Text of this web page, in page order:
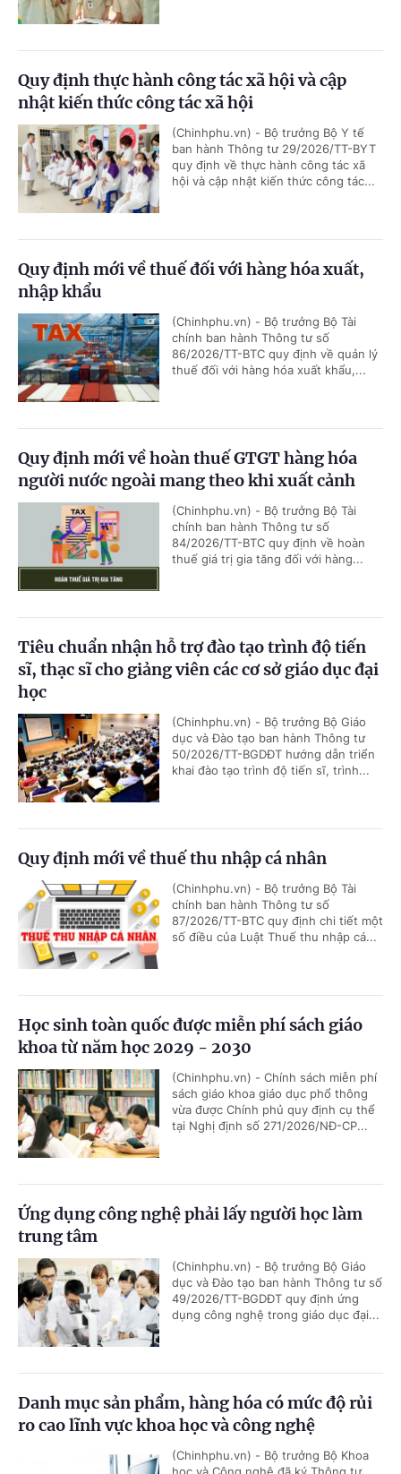
Quy định thực hành công tác xã hội và cập
nhật kiến thức công tác xã hội
(Chinhphu.vn) - Bộ trưởng Bộ Y tế
ban hành Thông tư 29/2026/TT-BYT
quy định về thực hành công tác xã
hội và cập nhật kiến thức công tác...
Quy định mới về thuế đối với hàng hóa xuất,
nhập khẩu
(Chinhphu.vn) - Bộ trưởng Bộ Tài
chính ban hành Thông tư số
86/2026/TT-BTC quy định về quản lý
thuế đối với hàng hóa xuất khẩu,...
Quy định mới về hoàn thuế GTGT hàng hóa
người nước ngoài mang theo khi xuất cảnh
(Chinhphu.vn) - Bộ trưởng Bộ Tài
chính ban hành Thông tư số
84/2026/TT-BTC quy định về hoàn
thuế giá trị gia tăng đối với hàng...
Tiêu chuẩn nhận hỗ trợ đào tạo trình độ tiến
sĩ, thạc sĩ cho giảng viên các cơ sở giáo dục đại
học
(Chinhphu.vn) - Bộ trưởng Bộ Giáo
dục và Đào tạo ban hành Thông tư
50/2026/TT-BGDĐT hướng dẫn triển
khai đào tạo trình độ tiến sĩ, trình...
Quy định mới về thuế thu nhập cá nhân
(Chinhphu.vn) - Bộ trưởng Bộ Tài
chính ban hành Thông tư số
87/2026/TT-BTC quy định chi tiết một
số điều của Luật Thuế thu nhập cá...
Học sinh toàn quốc được miễn phí sách giáo
khoa từ năm học 2029 - 2030
(Chinhphu.vn) - Chính sách miễn phí
sách giáo khoa giáo dục phổ thông
vừa được Chính phủ quy định cụ thể
tại Nghị định số 271/2026/NĐ-CP...
Ứng dụng công nghệ phải lấy người học làm
trung tâm
(Chinhphu.vn) - Bộ trưởng Bộ Giáo
dục và Đào tạo ban hành Thông tư số
49/2026/TT-BGDĐT quy định ứng
dụng công nghệ trong giáo dục đại...
Danh mục sản phẩm, hàng hóa có mức độ rủi
ro cao lĩnh vực khoa học và công nghệ
(Chinhphu.vn) - Bộ trưởng Bộ Khoa